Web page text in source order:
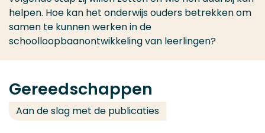
helpen. Hoe kan het onderwijs ouders betrekken om
samen te kunnen werken in de
schoolloopbaanontwikkeling van leerlingen?
Gereedschappen
Aan de slag met de publicaties